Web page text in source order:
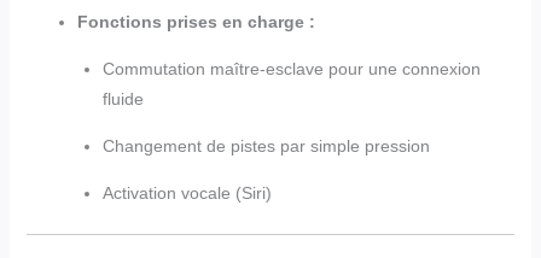
Fonctions prises en charge :
Commutation maître-esclave pour une connexion
fluide
Changement de pistes par simple pression
Activation vocale (Siri)